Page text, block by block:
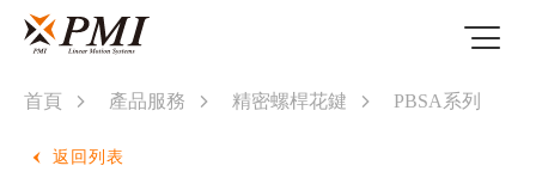
首頁 產品服務 精密螺桿花鍵 PBSA系列
返回列表